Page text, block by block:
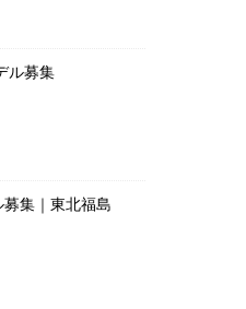
ル募集
募集｜東北福島